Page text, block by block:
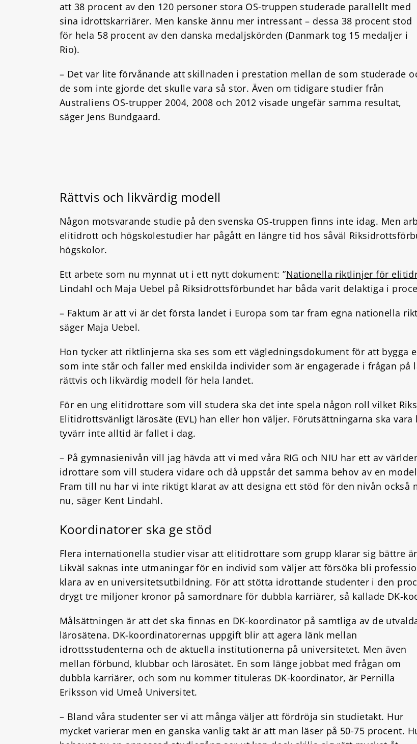
att 38 procent av den 120 personer stora OS-truppen studerade parallellt med
sina idrottskarriärer. Men kanske ännu mer intressant – dessa 38 procent stod
för hela 58 procent av den danska medaljskörden (Danmark tog 15 medaljer i
Rio).
– Det var lite förvånande att skillnaden i prestation mellan de som studerade
de som inte gjorde det skulle vara så stor. Även om tidigare studier från
Australiens OS-trupper 2004, 2008 och 2012 visade ungefär samma resultat,
säger Jens Bundgaard.
Rättvis och likvärdig modell
Någon motsvarande studie på den svenska OS-truppen finns inte idag. Men
elitidrott och högskolestudier har pågått en längre tid hos såväl
högskolor.
Ett arbete som nu mynnat ut i ett nytt dokument: ”Nationella riktlinjer för
Lindahl och Maja Uebel på Riksidrottsförbundet har båda varit delaktiga i
– Faktum är att vi är det första landet i Europa som tar fram egna nationella
säger Maja Uebel.
Hon tycker att riktlinjerna ska ses som ett vägledningsdokument för att bygga
som inte står och faller med enskilda individer som är engagerade i frågan på
rättvis och likvärdig modell för hela landet.
För en ung elitidrottare som vill studera ska det inte spela någon roll vilket
Elitidrottsvänligt lärosäte (EVL) han eller hon väljer. Förutsättningarna ska
tyvärr inte alltid är fallet i dag.
– På gymnasienivån vill jag hävda att vi med våra RIG och NIU har ett av
idrottare som vill studera vidare och då uppstår det samma behov av en
Fram till nu har vi inte riktigt klarat av att designa ett stöd för den nivån också
nu, säger Kent Lindahl.
Koordinatorer ska ge stöd
Flera internationella studier visar att elitidrottare som grupp klarar sig bättre
Likväl saknas inte utmaningar för en individ som väljer att försöka bli
klara av en universitetsutbildning. För att stötta idrottande studenter i den
drygt tre miljoner kronor på samordnare för dubbla karriärer, så kallade DK-
Målsättningen är att det ska finnas en DK-koordinator på samtliga av de
lärosätena. DK-koordinatorernas uppgift blir att agera länk mellan
idrottsstudenterna och de aktuella institutionerna på universitetet. Men även
mellan förbund, klubbar och lärosätet. En som länge jobbat med frågan om
dubbla karriärer, och som nu kommer tituleras DK-koordinator, är Pernilla
Eriksson vid Umeå Universitet.
– Bland våra studenter ser vi att många väljer att fördröja sin studietakt. Hur
mycket varierar men en ganska vanlig takt är att man läser på 50-75 procent.